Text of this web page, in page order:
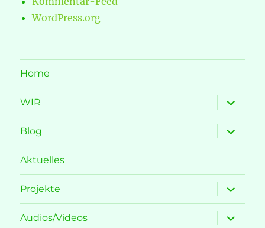
WordPress.org
Home
WIR
öffnen
Blog
öffnen
Aktuelles
Projekte
öffnen
Audios/Videos
öffnen